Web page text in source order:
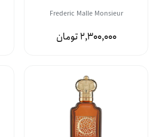
Frederic Malle Monsieur
2,300,000